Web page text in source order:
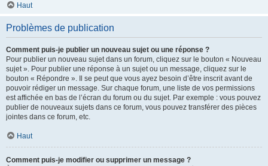
Haut
Problèmes de publication
Comment puis-je publier un nouveau sujet ou une réponse ?
Pour publier un nouveau sujet dans un forum, cliquez sur le bouton « Nouveau
sujet ». Pour publier une réponse à un sujet ou un message, cliquez sur le
bouton « Répondre ». Il se peut que vous ayez besoin d’être inscrit avant de
pouvoir rédiger un message. Sur chaque forum, une liste de vos permissions
est affichée en bas de l’écran du forum ou du sujet. Par exemple : vous pouvez
publier de nouveaux sujets dans ce forum, vous pouvez transférer des pièces
jointes dans ce forum, etc.
Haut
Comment puis-je modifier ou supprimer un message ?